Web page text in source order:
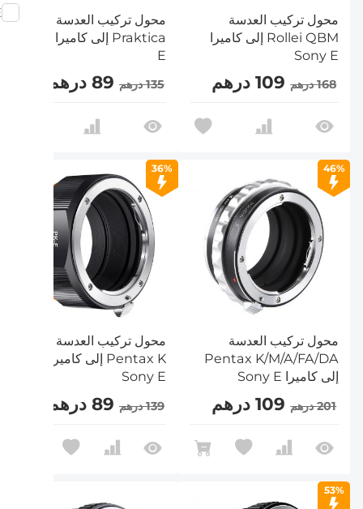
محول تركيب العدسة
Rollei QBM إلى كاميرا
Sony E
168 درهم 109 درهم
محول تركيب العدسة
E
135 درهم 89 درهم
46%
محول تركيب العدسة
Pentax K/M/A/FA/DA
إلى كاميرا Sony E
201 درهم 109 درهم
36%
محول تركيب العدسة
Pentax K إلى كاميرا
Sony E
139 درهم 89 درهم
53%